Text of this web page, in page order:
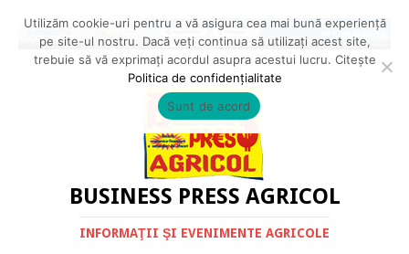
BUSINESS PRESS AGRICOL
INFORMAŢII ŞI EVENIMENTE AGRICOLE
Utilizăm cookie-uri pentru a vă asigura cea mai bună experiență
pe site-ul nostru. Dacă veți continua să utilizați acest site,
trebuie să vă exprimați acordul asupra acestui lucru. Citește
Politica de confidențialitate
Sunt de acord